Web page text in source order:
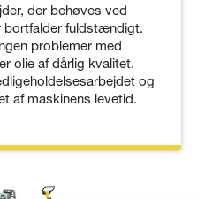
der behøves ved
fuldstændigt.
problemer med
olie af dårlig kvalitet.
og
af maskinens levetid.